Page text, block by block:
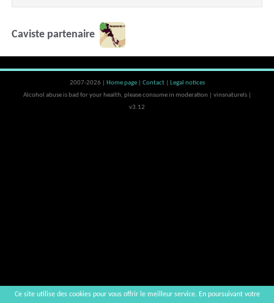
Caviste partenaire
2007-2026 | Home page Contact
Legal notices
Alcohol abuse is bad for your health, please consume in moderation | vinsnaturels |
v3.12
Ce site utilise des cookies pour vous offrir le meilleur service. En poursuivant votre